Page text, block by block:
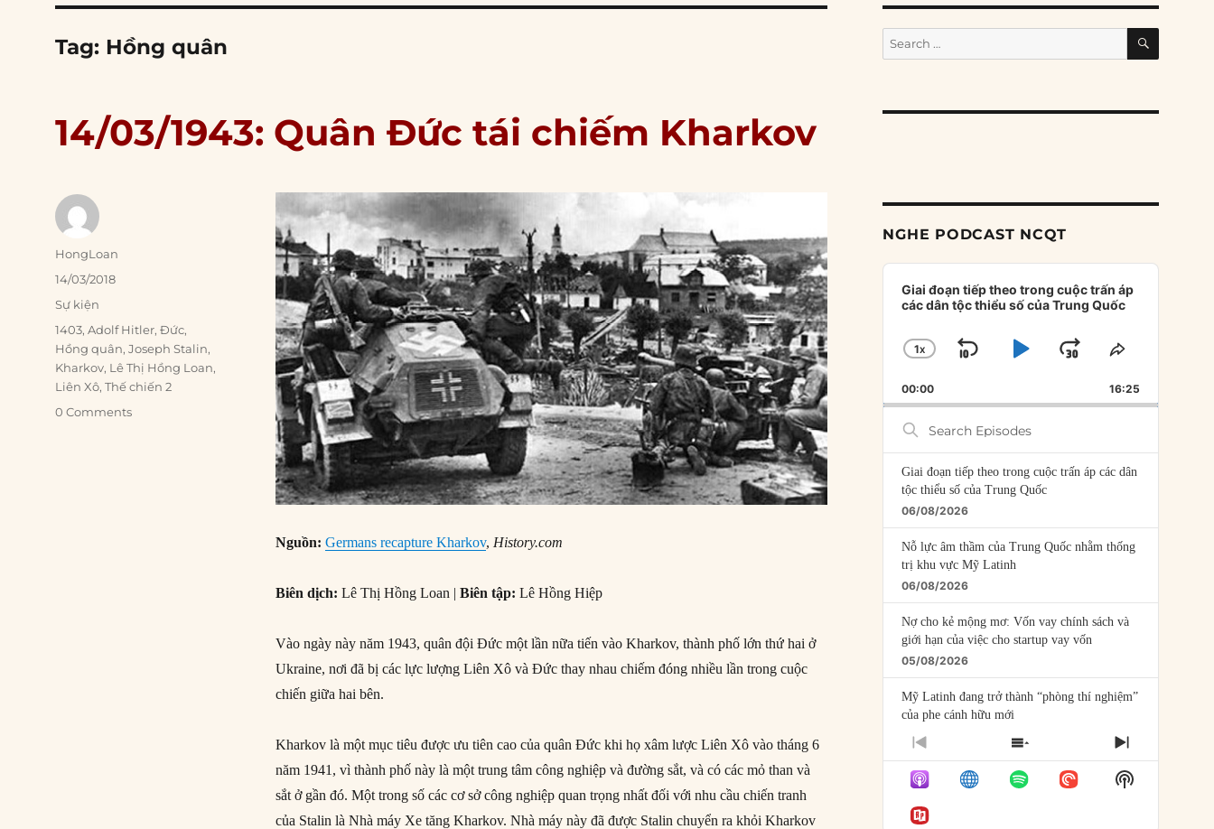
Tag: Hồng quân
14/03/1943: Quân Đức tái chiếm Kharkov
Nguồn: Germans recapture Kharkov, History.com
Biên dịch: Lê Thị Hồng Loan |Biên tập:Lê Hồng Hiệp
Vào ngày này năm 1943, quân đội Đức một lần nữa tiến vào Kharkov, thành phố lớn thứ hai ở
Ukraine, nơi đã bị các lực lượng Liên Xô và Đức thay nhau chiếm đóng nhiều lần trong cuộc
chiến giữa hai bên.
Kharkov là một mục tiêu được ưu tiên cao của quân Đức khi họ xâm lược Liên Xô vào tháng 6
năm 1941, vì thành phố này là một trung tâm công nghiệp và đường sắt, và có các mỏ than và
sắt ở gần đó. Một trong số các cơ sở công nghiệp quan trọng nhất đối với nhu cầu chiến tranh
của Stalin là Nhà máy Xe tăng Kharkov. Nhà máy này đã được Stalin chuyển ra khỏi Kharkov
Author
HongLoan
Posted
14/03/2018
Categories
Sự kiện
Tags
1403,Adolf Hitler,Đức,
Hồng quân,Joseph Stalin,
Kharkov, Lê Thị Hồng Loan,
Liên Xô,Thế chiến 2
0 Comments
Search
for:
SEARCH
NGHE PODCAST NCQT
Audio
Player
Giai đoạn tiếp theo trong cuộc trấn áp
các dân tộc thiểu số của Trung Quốc
CHANGE
RATE
1X
SKIP
BACKWARD
PLAYJUMP
FORWARD
SHARE
EPISODE
00:00 16:25
Search
Episodes
Giai đoạn tiếp theo trong cuộc trấn áp các dân
tộc thiểu số của Trung Quốc
06/08/2026
Nỗ lực âm thầm của Trung Quốc nhằm thống
trị khu vực Mỹ Latinh
06/08/2026
Nợ cho kẻ mộng mơ: Vốn vay chính sách và
giới hạn của việc cho startup vay vốn
05/08/2026
Mỹ Latinh đang trở thành “phòng thí nghiệm”
của phe cánh hữu mới
04/08/2026
Tại sao Trung Quốc phủ nhận cuộc gặp với
Ngoại trưởng Nhật Bản?
04/08/2026
PREVIOUS
EPISODE
SHOW
EPISODES
LIST
NEXT
EPISODE
Show
Podcast